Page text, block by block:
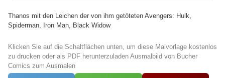
Thanos mit den Leichen der von ihm getöteten Avengers: Hulk,
Spiderman, Iron Man, Black Widow
Klicken Sie auf die Schaltflächen unten, um diese Malvorlage kostenlos
zu drucken oder als PDF herunterzuladen Ausmalbild von Bucher
Comics zum Ausmalen